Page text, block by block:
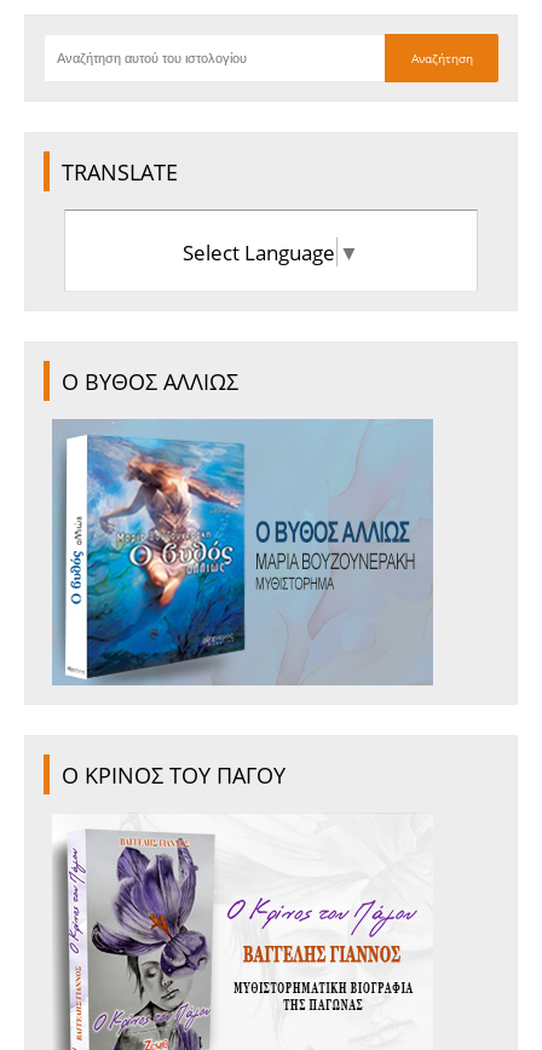
TRANSLATE
Select Language ▼
Ο ΒΥΘΟΣ ΑΛΛΙΩΣ
Ο ΚΡΙΝΟΣ ΤΟΥ ΠΑΓΟΥ